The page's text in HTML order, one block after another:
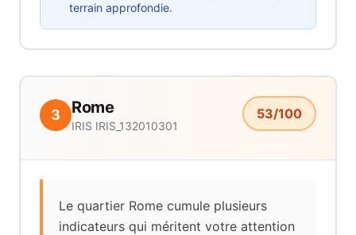
terrain approfondie.
3 Rome
IRIS IRIS_132010301
53/100
Le quartier Rome cumule plusieurs
indicateurs qui méritent votre attention